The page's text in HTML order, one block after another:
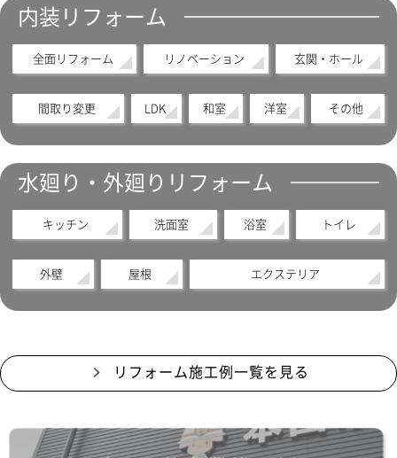
内装リフォーム
全面リフォーム リノベーション 玄関・ホール
間取り変更 LDK 和室 洋室 その他
水廻り・外廻りリフォーム
キッチン 洗面室 浴室 トイレ
外壁 屋根 エクステリア
リフォーム施工例一覧を見る